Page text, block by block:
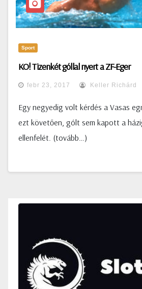
Sport
KO! Tizenkét góllal nyert a ZF-Eger
febr 23, 2017 Keller Richárd
Egy negyedig volt kérdés a Vasas
ezt követően, gólt sem kapott a
ellenfelét. (tovább…)